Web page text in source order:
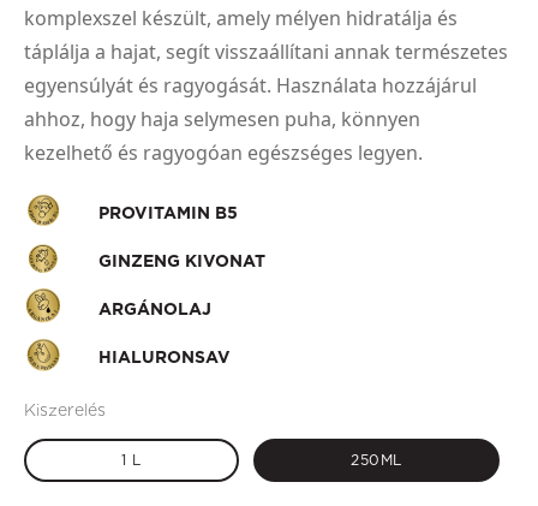
komplexszel készült, amely mélyen hidratálja és
táplálja a hajat, segít visszaállítani annak természetes
egyensúlyát és ragyogását. Használata hozzájárul
ahhoz, hogy haja selymesen puha, könnyen
kezelhető és ragyogóan egészséges legyen.
PROVITAMIN B5
GINZENG KIVONAT
ARGÁNOLAJ
HIALURONSAV
Kiszerelés
1 L 250ML